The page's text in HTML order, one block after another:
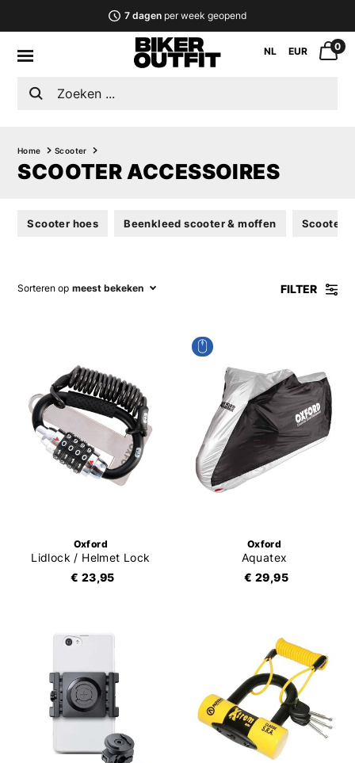
7 dagenper week geopend
NL EUR 0
Home Scooter
SCOOTER ACCESSOIRES
Scooter hoes Beenkleed scooter & moffen Scooter
Sorteren op meest bekeken FILTER
Oxford
Lidlock / Helmet Lock
€ 23,95
Oxford
Aquatex
€ 29,95